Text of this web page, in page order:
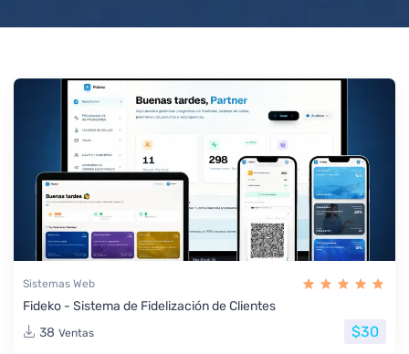
Sistemas Web
Fideko - Sistema de Fidelización de Clientes
38 Ventas $30